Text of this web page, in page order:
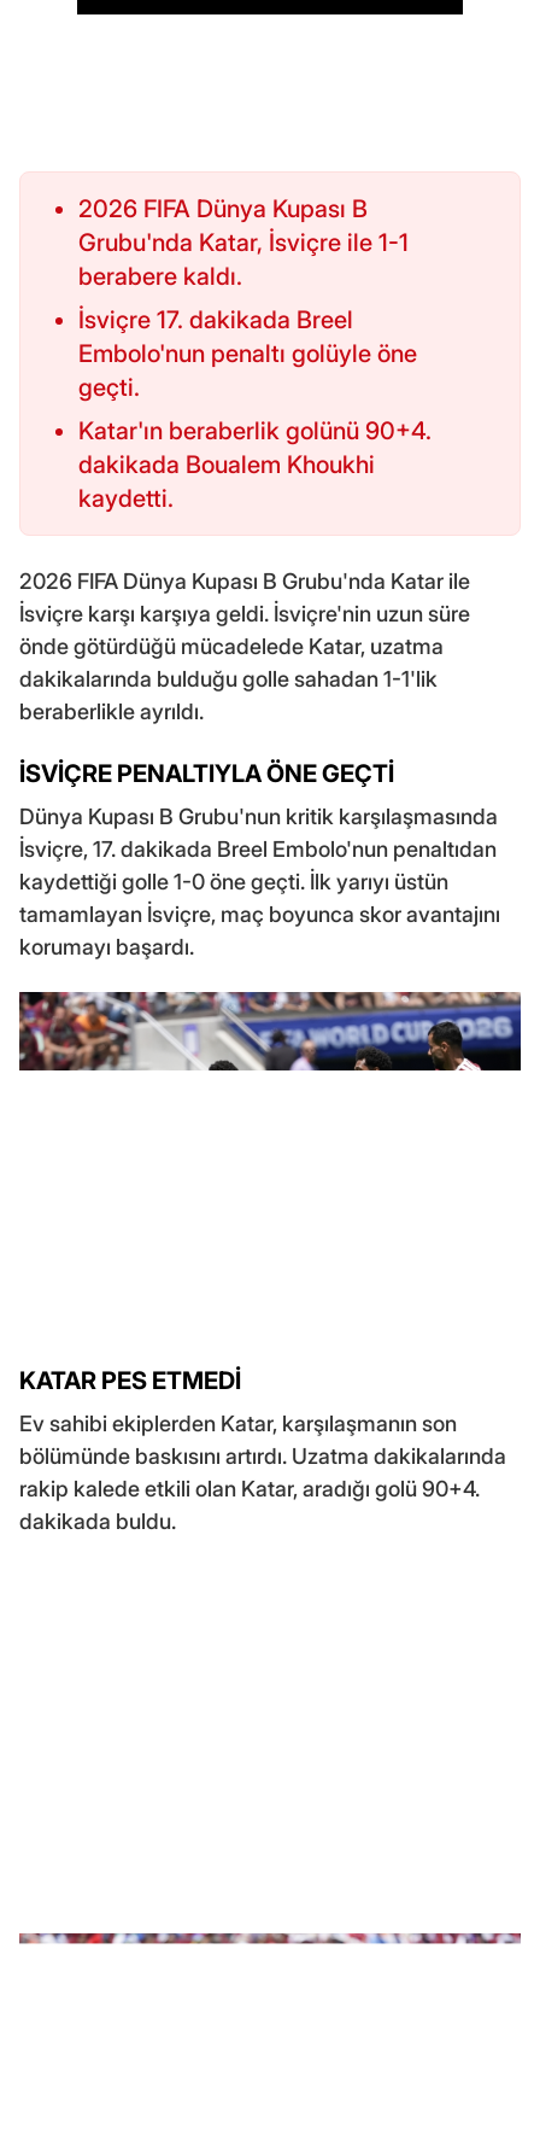
2026 FIFA Dünya Kupası B
Grubu'nda Katar, İsviçre ile 1-1
berabere kaldı.
İsviçre 17. dakikada Breel
Embolo'nun penaltı golüyle öne
geçti.
Katar'ın beraberlik golünü 90+4.
dakikada Boualem Khoukhi
kaydetti.
2026 FIFA Dünya Kupası B Grubu'nda Katar ile
İsviçre karşı karşıya geldi. İsviçre'nin uzun süre
önde götürdüğü mücadelede Katar, uzatma
dakikalarında bulduğu golle sahadan 1-1'lik
beraberlikle ayrıldı.
İSVİÇRE PENALTIYLA ÖNE GEÇTİ
Dünya Kupası B Grubu'nun kritik karşılaşmasında
İsviçre, 17. dakikada Breel Embolo'nun penaltıdan
kaydettiği golle 1-0 öne geçti. İlk yarıyı üstün
tamamlayan İsviçre, maç boyunca skor avantajını
korumayı başardı.
KATAR PES ETMEDİ
Ev sahibi ekiplerden Katar, karşılaşmanın son
bölümünde baskısını artırdı. Uzatma dakikalarında
rakip kalede etkili olan Katar, aradığı golü 90+4.
dakikada buldu.